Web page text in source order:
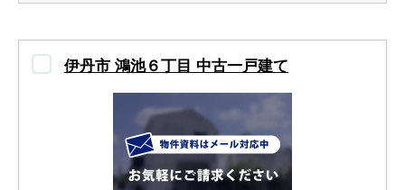
伊丹市 鴻池６丁目 中古一戸建て